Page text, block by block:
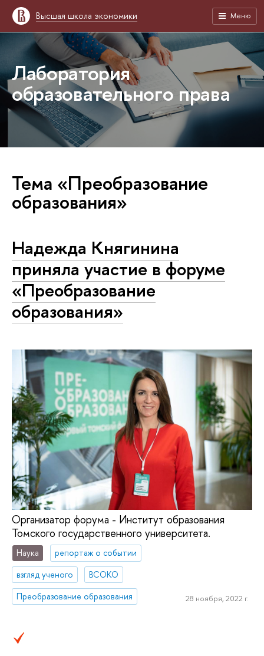
Высшая школа экономики Меню
Лаборатория
образовательного права
Тема «Преобразование
образования»
Надежда Княгинина
приняла участие в форуме
«Преобразование
образования»
Организатор форума - Институт образования
Томского государственного университета.
Наука
репортаж о событии
взгляд ученого
ВСОКО
Преобразование образования
28 ноября, 2022 г.